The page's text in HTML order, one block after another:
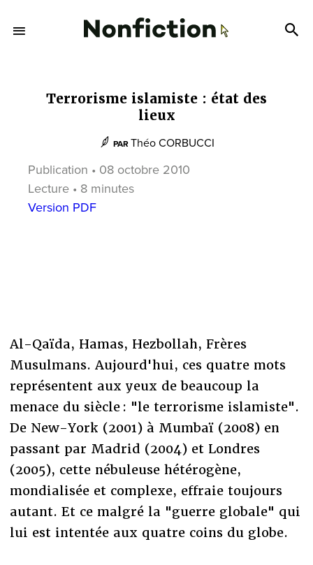
Terrorisme islamiste : état des
lieux
PAR Théo CORBUCCI
Publication • 08 octobre 2010
Lecture • 8 minutes
Version PDF
Al-Qaïda, Hamas, Hezbollah, Frères
Musulmans. Aujourd'hui, ces quatre mots
représentent aux yeux de beaucoup la
menace du siècle : "le terrorisme islamiste".
De New-York (2001) à Mumbaï (2008) en
passant par Madrid (2004) et Londres
(2005), cette nébuleuse hétérogène,
mondialisée et complexe, effraie toujours
autant. Et ce malgré la "guerre globale" qui
lui est intentée aux quatre coins du globe.